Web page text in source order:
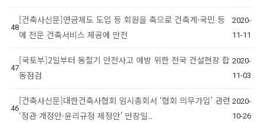
48
[건축사신문]연금제도 도입 등 회원을 축으로 건축계·국민 등
에 전문 건축서비스 제공에 만전
2020-
11-11
47
[국토부]2일부터 동절기 안전사고 예방 위한 전국 건설현장 합
동점검
2020-
11-03
46
[건축사신문]대한건축사협회 임시총회서 ‘협회 의무가입’ 관련
‘정관 개정안·윤리규정 제정안’ 만장일..
2020-
10-26